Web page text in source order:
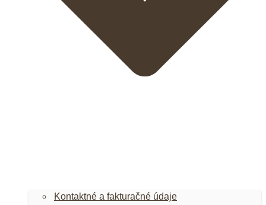
Kontaktné a fakturačné údaje